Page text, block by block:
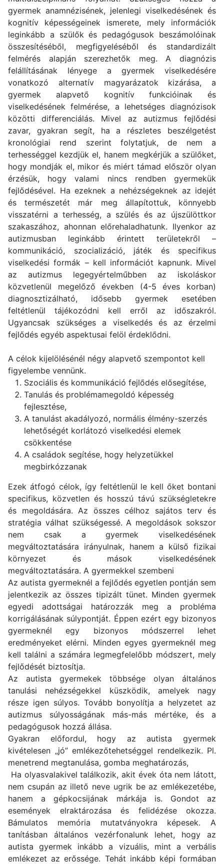
gyermek anamnézisének, jelenlegi viselkedésének és
kognitív képességeinek ismerete, mely információk
leginkább a szülők és pedagógusok beszámolóinak
összesítéséből, megfigyeléséből és standardizált
felmérés alapján szerezhetők meg. A diagnózis
felállításának lényege a gyermek viselkedésére
vonatkozó alternatív magyarázatok kizárása, a
gyermek alapvető kognitív funkcióinak és
viselkedésének felmérése, a lehetséges diagnózisok
közötti differenciálás. Mivel az autizmus fejlődési
zavar, gyakran segít, ha a részletes beszélgetést
kronológiai rend szerint folytatjuk, de nem a
terhességgel kezdjük el, hanem megkérjük a szülőket,
hogy mondják el, mikor és miért támad először olyan
érzésük, hogy valami nincs rendben gyermekük
fejlődésével. Ha ezeknek a nehézségeknek az idejét
és természetét már meg állapítottuk, könnyebb
visszatérni a terhesség, a szülés és az újszülöttkor
szakaszához, ahonnan előrehaladhatunk. Ilyenkor az
autizmusban leginkább érintett területekről –
kommunikáció, szocializáció, játék és specifikus
viselkedési formák – kell információt kapnunk. Mivel
az autizmus legegyértelműbben az iskoláskor
közvetlenül megelőző években (4-5 éves korban)
diagnosztizálható, idősebb gyermek esetében
feltétlenül tájékozódni kell erről az időszakról.
Ugyancsak szükséges a viselkedés és az érzelmi
fejlődés egyéb aspektusai felöl érdeklődni.
A célok kijelölésénél négy alapvető szempontot kell
figyelembe vennünk.
Szociális és kommunikáció fejlődés elősegítése,
Tanulás és problémamegoldó képesség
fejlesztése,
A tanulást akadályozó, normális élmény-szerzés
lehetőségét korlátozó viselkedési elemek
csökkentése
A családok segítése, hogy helyzetükkel
megbirkózzanak
Ezek átfogó célok, így feltétlenül le kell őket bontani
specifikus, közvetlen és hosszú távú szükségletekre
és megoldására. Az összes célhoz sajátos terv és
stratégia válhat szükségessé. A megoldások sokszor
nem csak a gyermek viselkedésének
megváltoztatására irányulnak, hanem a külső fizikai
környezet és mások viselkedésének
megváltoztatására. A gyermekkel szembeni
Az autista gyermeknél a fejlődés egyetlen pontján sem
jelentkezik az összes tipizált tünet. Minden gyermek
egyedi adottságai határozzák meg a probléma
korrigálásának súlypontját. Éppen ezért egy bizonyos
gyermeknél egy bizonyos módszerrel lehet
eredményeket elérni. Minden egyes gyermeknél meg
kell találni a számára legmegfelelőbb módszert, mely
fejlődését biztosítja.
Az autista gyermekek többsége olyan általános
tanulási nehézségekkel küszködik, amelyek nagy
része igen súlyos. Tovább bonyolítja a helyzetet az
autizmus súlyosságának más-más mértéke, és a
pedagógusok hozzá állása.
Gyakran előfordul, hogy az autista gyermek
kivételesen „jó” emlékezőtehetséggel rendelkezik. Pl.
menetrend megtanulása, gomba meghatározás,
Ha olyasvalakivel találkozik, akit évek óta nem látott,
nem csupán az illető neve ugrik be az emlékezetébe,
hanem a gépkocsijának márkája is. Gondot az
események elraktározása és felidézése okozza.
Bámulatos memória mutatványokra képesek. A
tanításban általános vezérfonalunk lehet, hogy az
autista gyermek inkább a vizuális, mint a verbális
emlékezet az erőssége. Tehát inkább képi formában